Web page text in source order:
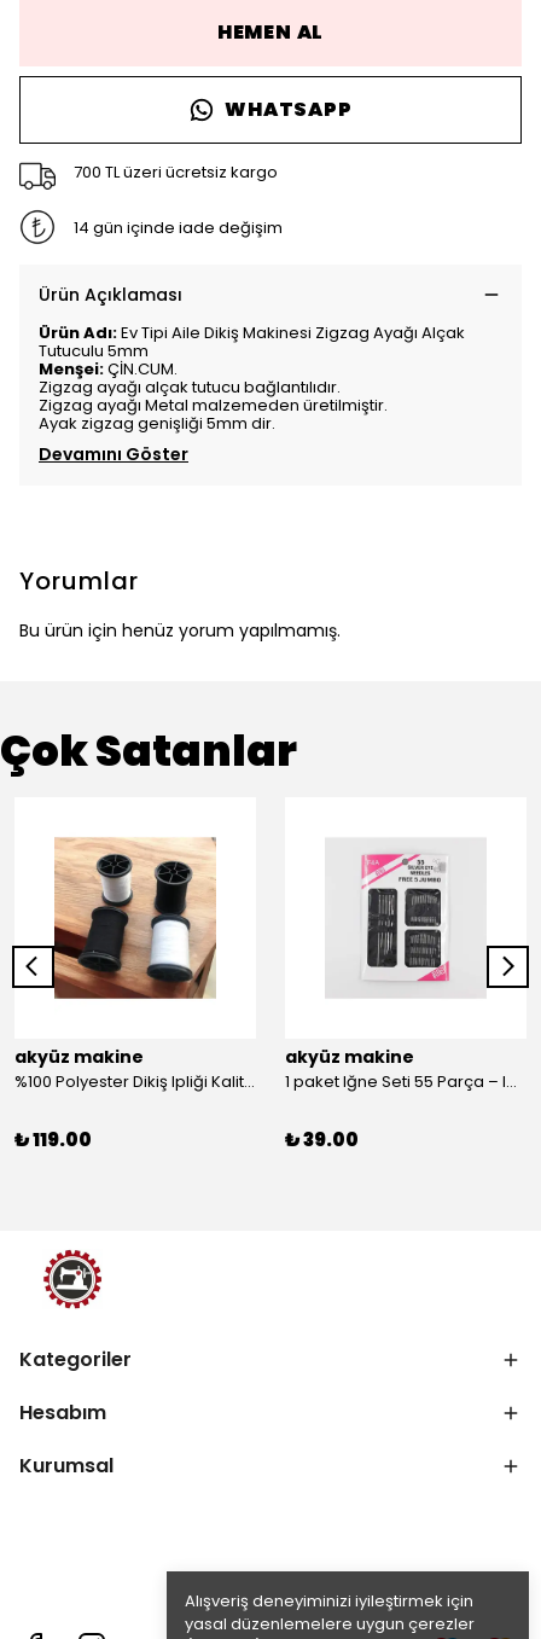
Alışveriş deneyiminizi iyileştirmek için
yasal düzenlemelere uygun çerezler
HEMEN AL
WHATSAPP
700 TL üzeri ücretsiz kargo
14 gün içinde iade değişim
Ürün Açıklaması
Ürün Adı:Ev Tipi Aile Dikiş Makinesi Zigzag Ayağı Alçak
Tutuculu 5mm
Menşei:ÇİN.CUM.
Zigzag ayağı alçak tutucu bağlantılıdır.
Zigzag ayağı Metal malzemeden üretilmiştir.
Ayak zigzag genişliği 5mm dir.
Devamını Göster
Yorumlar
Bu ürün için henüz yorum yapılmamış.
Çok Satanlar
akyüz makine
%100 Polyester Dikiş Ipliği Kaliteli 2 Adet Farklı Makara Ip Dikiş İpi Siyah&Beyaz 2'Li Set
₺ 119.00
akyüz makine
1 paket Iğne Seti 55 Parça – Iğne
₺ 39.00
Kategoriler
Hesabım
Kurumsal